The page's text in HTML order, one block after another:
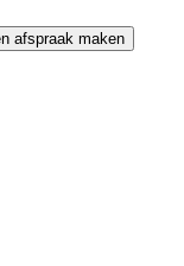
afspraak maken